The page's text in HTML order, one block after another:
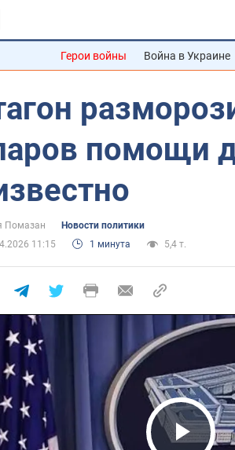
Герои войны Война в Украине
помощи
Помазан
Новости политики
11:15
1 минута 5,4 т.